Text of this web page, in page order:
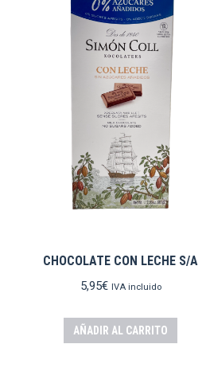
CHOCOLATE CON LECHE S/A
5,95€ IVA incluido
AÑADIR AL CARRITO